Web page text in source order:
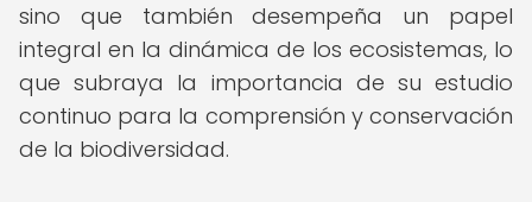
sino que también desempeña un papel
integral en la dinámica de los ecosistemas, lo
que subraya la importancia de su estudio
continuo para la comprensión y conservación
de la biodiversidad.